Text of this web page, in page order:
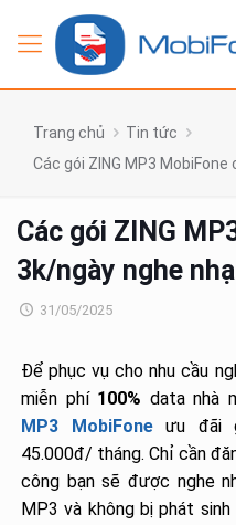
Trang chủ
Tin tức
Các gói ZING MP3
Các gói ZING
3k/ngày nghe
31/05/2025
Để phục vụ cho nhu cầu
miễn phí 100% data nhà
MP3 MobiFoneưu đãi
45.000đ/ tháng. Chỉ cần
công bạn sẽ được nghe
MP3 và không bị phát